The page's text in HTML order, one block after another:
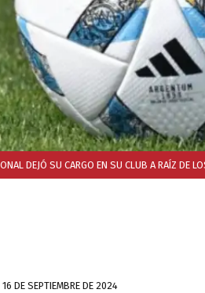
DEJÓ SU CARGO EN SU CLUB A RAÍZ DE
DE SEPTIEMBRE DE 2024